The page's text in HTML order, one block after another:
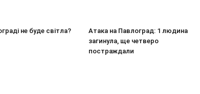
не буде світла?
Атака на Павлоград: 1 людина
загинула, ще четверо
постраждали